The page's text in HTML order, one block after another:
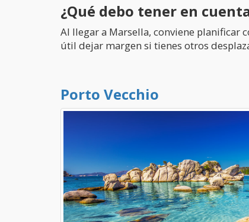
¿Qué debo tener en
Al llegar a Marsella, conviene planificar
útil dejar margen si tienes otros
Porto Vecchio